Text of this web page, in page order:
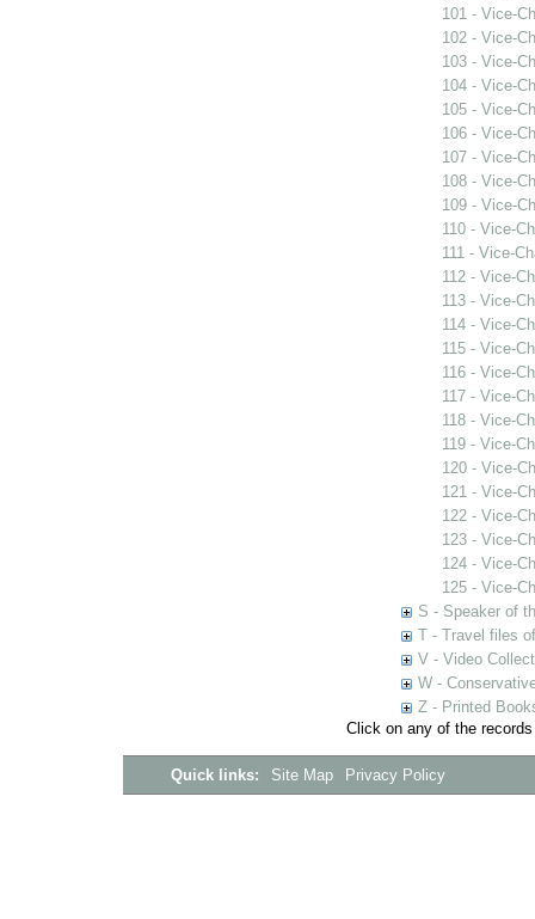
101 - Vice-
102 - Vice-
103 - Vice-
104 - Vice-
105 - Vice-
106 - Vice-
107 - Vice-
108 - Vice-
109 - Vice-
110 - Vice-
111 - Vice-
112 - Vice-
113 - Vice-
114 - Vice-
115 - Vice-
116 - Vice-
117 - Vice-
118 - Vice-
119 - Vice-
120 - Vice-
121 - Vice-
122 - Vice-
123 - Vice-
124 - Vice-
125 - Vice-
S - Speaker of
T - Travel files
V - Video
W -
Z - Printed
Click on any of the
Quick links: Site Map Privacy Policy